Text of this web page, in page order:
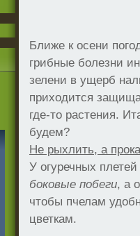
Ближе к осени
грибные болезни
зелени в ущерб
приходится
где-то растения.
будем?
Не рыхлить, а
У огуречных плетей
боковые побеги, а
чтобы пчелам
цветкам.